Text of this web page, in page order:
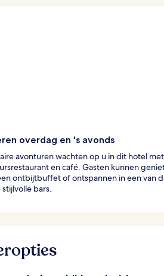
overdag en 's avonds
avonturen wachten op u in dit hotel
en café. Gasten kunnen
ontbijtbuffet of ontspannen in een van
bars.